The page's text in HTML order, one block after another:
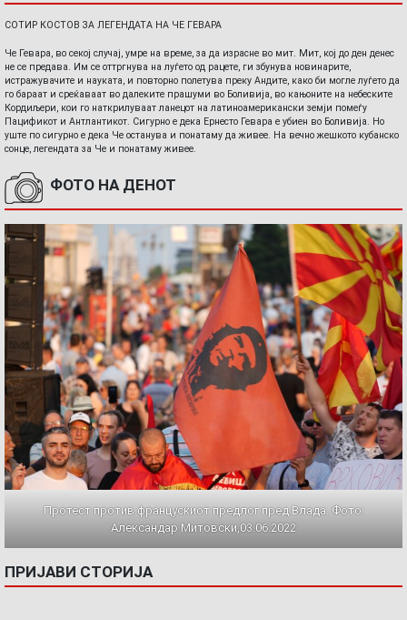
СОТИР КОСТОВ ЗА ЛЕГЕНДАТА НА ЧЕ ГЕВАРА
Че Гевара, во секој случај, умре на време, за да израсне во мит. Мит, кој до ден денес
не се предава. Им се оттргнува на луѓето од рацете, ги збунува новинарите,
истражувачите и науката, и повторно полетува преку Андите, како би могле луѓето да
го бараат и среќаваат во далеките прашуми во Боливија, во кањоните на небеските
Кордиљери, кои го наткрилуваат ланецот на латиноамерикански земји помеѓу
Пацификот и Антлантикот. Сигурно е дека Ернесто Гевара е убиен во Боливија. Но
уште по сигурно е дека Че останува и понатаму да живее. На вечно жешкото кубанско
сонце, легендата за Че и понатаму живее.
ФОТО НА ДЕНОТ
Протест против францускиот предлог пред Влада. Фото:
Александар Митовски,03.06.2022
ПРИЈАВИ СТОРИЈА